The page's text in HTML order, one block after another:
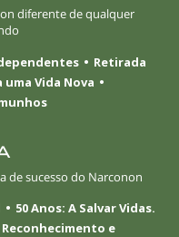
diferente de qualquer
Retirada
Vida Nova
de sucesso do Narconon
50 Anos: A Salvar Vidas.
Reconhecimento e